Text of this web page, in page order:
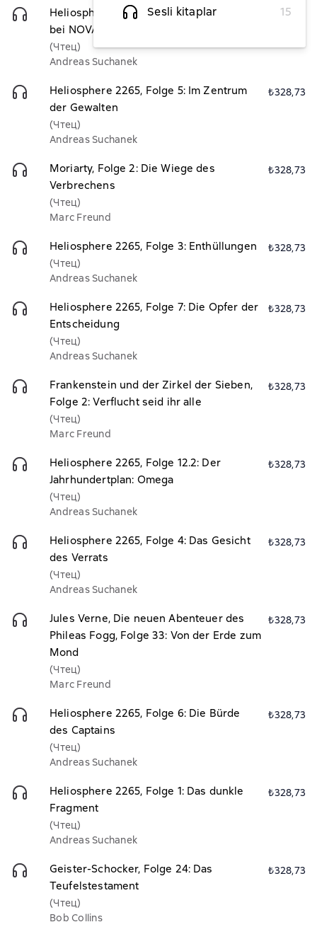
Sesli kitaplar
15
Heliosphere 2265, Folge 9: Entscheidung
bei NOVA
(Чтец)
Andreas Suchanek
₺328,73
Heliosphere 2265, Folge 5: Im Zentrum
der Gewalten
(Чтец)
Andreas Suchanek
₺328,73
Moriarty, Folge 2: Die Wiege des
Verbrechens
(Чтец)
Marc Freund
₺328,73
Heliosphere 2265, Folge 3: Enthüllungen
(Чтец)
Andreas Suchanek
₺328,73
Heliosphere 2265, Folge 7: Die Opfer der
Entscheidung
(Чтец)
Andreas Suchanek
₺328,73
Frankenstein und der Zirkel der Sieben,
Folge 2: Verflucht seid ihr alle
(Чтец)
Marc Freund
₺328,73
Heliosphere 2265, Folge 12.2: Der
Jahrhundertplan: Omega
(Чтец)
Andreas Suchanek
₺328,73
Heliosphere 2265, Folge 4: Das Gesicht
des Verrats
(Чтец)
Andreas Suchanek
₺328,73
Jules Verne, Die neuen Abenteuer des
Phileas Fogg, Folge 33: Von der Erde zum
Mond
(Чтец)
Marc Freund
₺328,73
Heliosphere 2265, Folge 6: Die Bürde
des Captains
(Чтец)
Andreas Suchanek
₺328,73
Heliosphere 2265, Folge 1: Das dunkle
Fragment
(Чтец)
Andreas Suchanek
₺328,73
Geister-Schocker, Folge 24: Das
Teufelstestament
(Чтец)
Bob Collins
₺328,73